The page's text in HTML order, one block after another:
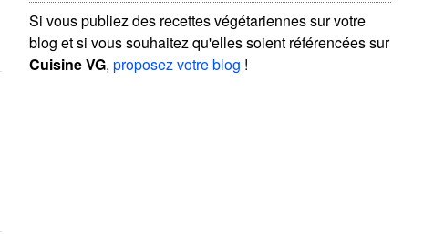
Si vous publiez des recettes végétariennes sur votre
blog et si vous souhaitez qu'elles soient référencées sur
Cuisine VG,proposez votre blog !